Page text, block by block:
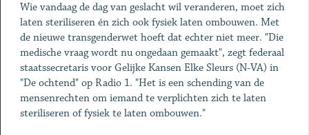
Wie vandaag de dag van geslacht wil veranderen, moet zich
laten steriliseren én zich ook fysiek laten ombouwen. Met
de nieuwe transgenderwet hoeft dat echter niet meer. "Die
medische vraag wordt nu ongedaan gemaakt", zegt federaal
staatssecretaris voor Gelijke Kansen Elke Sleurs (N-VA) in
"De ochtend" op Radio 1. "Het is een schending van de
mensenrechten om iemand te verplichten zich te laten
steriliseren of fysiek te laten ombouwen."